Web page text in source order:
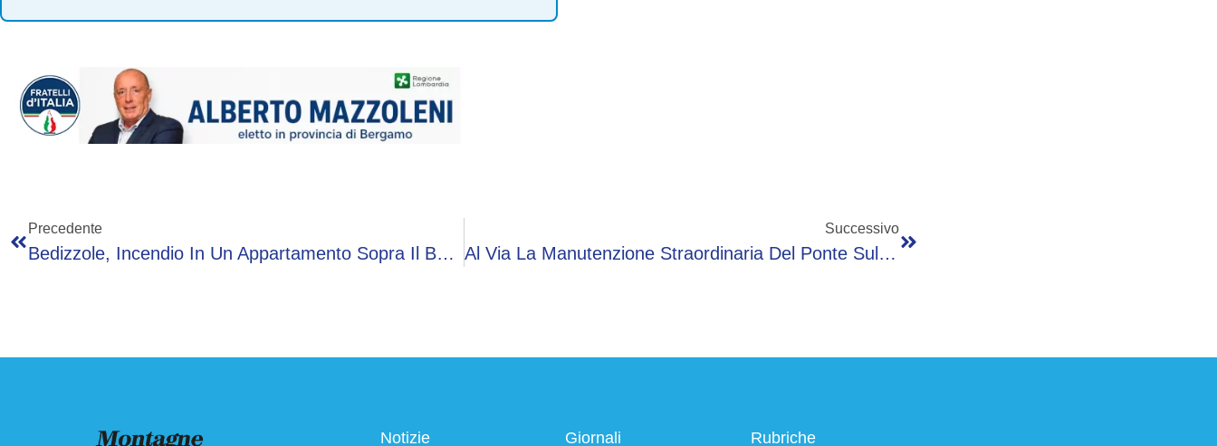
Precedente
Bedizzole, Incendio In Un Appartamento Sopra Il Bar Sport: Nessun Ferito
Successivo
Al Via La Manutenzione Straordinaria Del Ponte Sulla S.P. 79 Ad Agnosine
Notizie Giornali Rubriche